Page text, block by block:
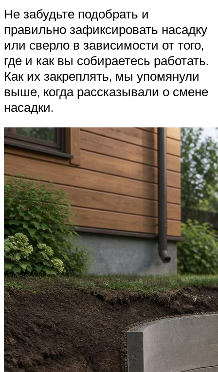
Не забудьте подобрать и
правильно зафиксировать насадку
или сверло в зависимости от того,
где и как вы собираетесь работать.
Как их закреплять, мы упомянули
выше, когда рассказывали о смене
насадки.